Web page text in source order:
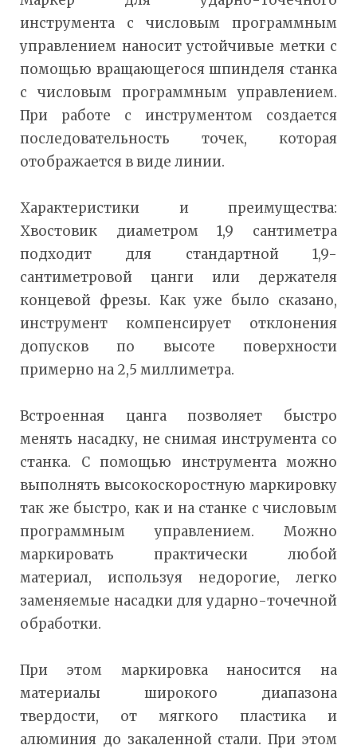
инструмента с числовым программным
управлением наносит устойчивые метки с
помощью вращающегося шпинделя станка
с числовым программным управлением.
При работе с инструментом создается
последовательность точек, которая
отображается в виде линии.
Характеристики и преимущества:
Хвостовик диаметром 1,9 сантиметра
подходит для стандартной 1,9-
сантиметровой цанги или держателя
концевой фрезы. Как уже было сказано,
инструмент компенсирует отклонения
допусков по высоте поверхности
примерно на 2,5 миллиметра.
Встроенная цанга позволяет быстро
менять насадку, не снимая инструмента со
станка. С помощью инструмента можно
выполнять высокоскоростную маркировку
так же быстро, как и на станке с числовым
программным управлением. Можно
маркировать практически любой
материал, используя недорогие, легко
заменяемые насадки для ударно-точечной
обработки.
При этом маркировка наносится на
материалы широкого диапазона
твердости, от мягкого пластика и
алюминия до закаленной стали. При этом